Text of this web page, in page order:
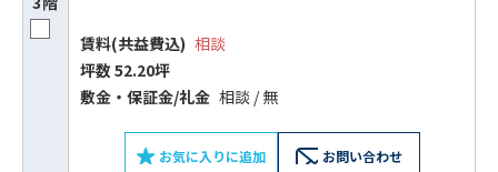
賃料(共益費込) 相談
坪数 52.20坪
敷⾦‧保証⾦/礼⾦ 相談 / 無
お気に入りに追加 お問い合わせ
スムーズにご案内できます
0120-620-213
平日 9:00〜18:00